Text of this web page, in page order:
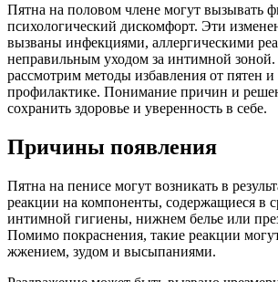
Пятна на половом члене могут вызывать
психологический дискомфорт. Эти
вызваны инфекциями, аллергическими
неправильным уходом за интимной зоной.
рассмотрим методы избавления от пятен
профилактике. Понимание причин и
сохранить здоровье и уверенность в себе.
Причины появления
Пятна на пенисе могут возникать в
реакции на компоненты, содержащиеся в
интимной гигиены, нижнем белье или
Помимо покраснения, такие реакции
жжением, зудом и высыпаниями.